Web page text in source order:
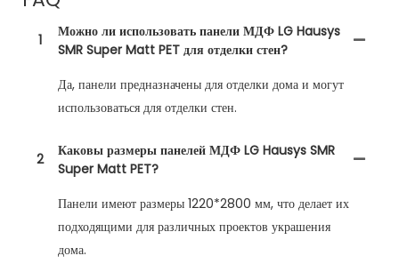
1
Можно ли использовать панели МДФ LG Hausys
SMR Super Matt PET для отделки стен?
Да, панели предназначены для отделки дома и могут
использоваться для отделки стен.
2
Каковы размеры панелей МДФ LG Hausys SMR
Super Matt PET?
Панели имеют размеры 1220*2800 мм, что делает их
подходящими для различных проектов украшения
дома.